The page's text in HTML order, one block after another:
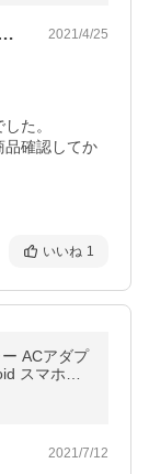
けようとしましたが…カバ… 2021/4/25
た。
品確認してか
いいね 1
ACアダプ
スマホ充
Xperia iP
2021/7/12